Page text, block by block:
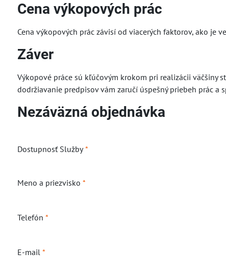
Cena výkopových prác
Cena výkopových prác závisí od viacerých faktorov, ako
Záver
Výkopové práce sú kľúčovým krokom pri realizácii väčšiny
dodržiavanie predpisov vám zaručí úspešný priebeh prác a
Nezáväzná objednávka
Dostupnosť Služby*
Meno a priezvisko *
Telefón *
E-mail *